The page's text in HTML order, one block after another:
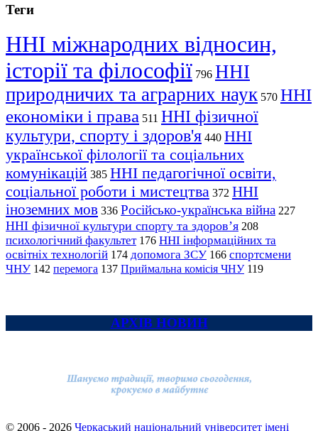
Теги
ННІ міжнародних відносин,
історії та філософії 796 ННІ
природничих та аграрних наук 570 ННІ
економіки і права 511 ННІ фізичної
культури, спорту і здоров'я 440 ННІ
української філології та соціальних
комунікацій 385 ННІ педагогічної освіти,
соціальної роботи і мистецтва 372 ННІ
іноземних мов 336 Російсько-українська війна 227
ННІ фізичної культури спорту та здоров’я 208
психологічний факультет 176 ННІ інформаційних та
освітніх технологій 174 допомога ЗСУ 166 спортсмени
ЧНУ 142 перемога 137 Приймальна комісія ЧНУ 119
АРХІВ НОВИН
© 2006 - 2026 Черкаський національний університет імені